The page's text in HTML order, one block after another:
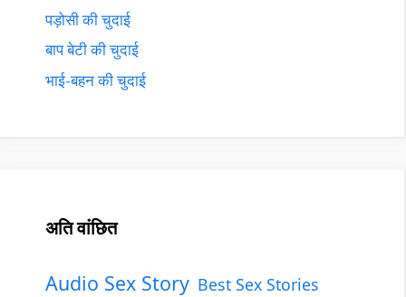
पड़ोसी की चुदाई
बाप बेटी की चुदाई
भाई-बहन की चुदाई
अति वांछित
Audio Sex Story Best Sex Stories